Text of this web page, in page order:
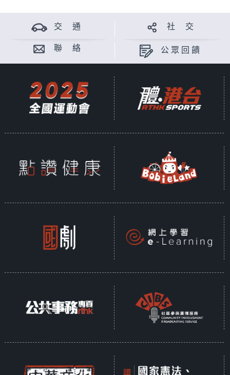
交 通 社 交
聯 絡 公眾回饋